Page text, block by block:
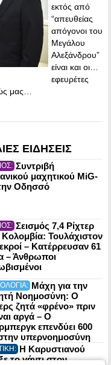
εκτός από
“απευθείας
απόγονοι του
Μεγάλου
Αλεξάνδρου”
είναι και οι…
εφευρέτες
μας…
ΕΙΔΗΣΕΙΣ
Συντριβή
μαχητικού MiG-
Οδησσό
Σεισμός 7,4 Ρίχτερ
Τουλάχιστον
– Κατέρρευσαν 61
– Άνθρωποι
Μάχη για την
Νοημοσύνη: Ο
ζητά «φρένο» πριν
αργά – Ο
επενδύει 600
υπερνοημοσύνη
Η Καρυστιανού
το γάντι στον